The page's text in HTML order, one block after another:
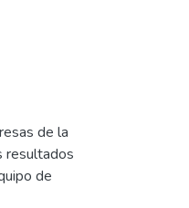
de la
resultados
de